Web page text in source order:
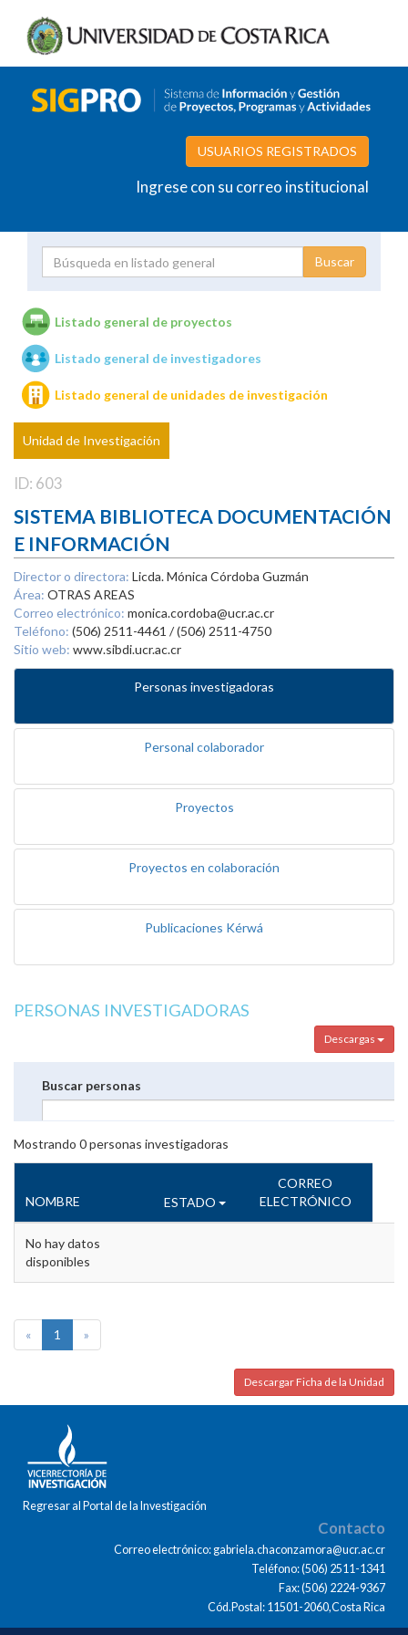
USUARIOS REGISTRADOS
Ingrese con su correo institucional
Unidades de investigación
Listado general de proyectos
Listado general de investigadores
Listado general de unidades de investigación
Unidad de Investigación
ID: 603
SISTEMA BIBLIOTECA DOCUMENTACIÓN
E INFORMACIÓN
Director o directora: Licda. Mónica Córdoba Guzmán
Área: OTRAS AREAS
Correo electrónico: monica.cordoba@ucr.ac.cr
Teléfono: (506) 2511-4461 / (506) 2511-4750
Sitio web: www.sibdi.ucr.ac.cr
Personas investigadoras
Personal colaborador
Proyectos
Proyectos en colaboración
Publicaciones Kérwá
PERSONAS INVESTIGADORAS
Descargas
Buscar personas
Mostrando 0personas investigadoras
NOMBRE ESTADO
CORREO
ELECTRÓNICO
No hay datos
disponibles
« 1 »
Descargar Ficha de la Unidad
Regresar al Portal de la Investigación
Contacto
Correo electrónico: gabriela.chaconzamora@ucr.ac.cr
Teléfono: (506) 2511-1341
Fax: (506) 2224-9367
Cód.Postal: 11501-2060,Costa Rica